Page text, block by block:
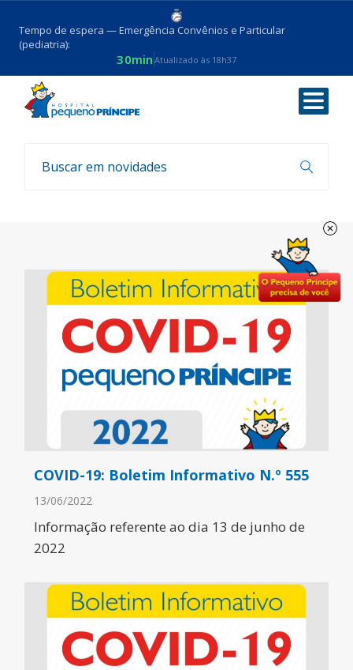
Tempo de espera — Emergência Convênios e Particular
(pediatria):
30min Atualizado às 18h37
Voltar
Boletim COVID-19
COVID-19: Boletim Informativo N.º 555
13/06/2022
Informação referente ao dia 13 de junho de
2022